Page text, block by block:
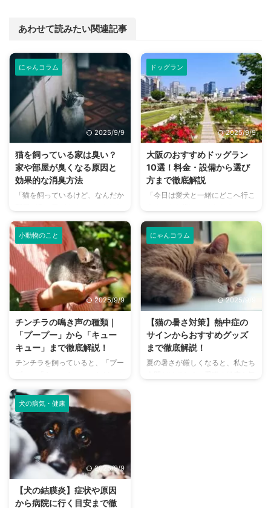
あわせて読みたい関連記事
にゃんコラム
2025/9/9
猫を飼っている家は臭い？
家や部屋が臭くなる原因と
効果的な消臭方法
「猫を飼っているけど、なんだか
悩みはありませんか？猫との暮ら
しは幸せで満ちていますが、独特
のにおいが気になるという飼い主
さんは少なくありません。 特
に、来客時などは「うちのにお
い、大丈夫かな？」と不安に感じ
てしまうこともあるでしょう。
この記事では、猫のにおいの原因
を根本から突き止め、トイレ、
体、部屋など、場所別に具体的な
消臭対策を徹底的に解説します。
さらに、猫と飼い主さん両方にと
って快適な消臭グッズの選び方ま
の情報を網羅的にご紹介します。
今 ...
ドッグラン
2025/9/9
大阪のおすすめドッグラン
10選！料金・設備から選び
方まで徹底解説
「今日は愛犬と一緒にどこへ行こ
か？大阪には、広大な敷地でのび
のびと遊べるドッグランから、都
心でアクセスしやすい便利な施設
まで、魅力的なドッグランがたく
さんあります。 しかし、「初め
てドッグランに行くから不安」
「どの施設が愛犬に合っているか
わからない」という方も多いので
はないでしょうか。 この記事で
は、大阪府内にある人気のドッグ
ランを厳選し、料金、広さ、利用
条件、設備など、気になる情報を
網羅的に解説します。 さらに、
小動物のこと
2025/9/9
チンチラの鳴き声の種類｜
「プープー」から「キュー
キュー」まで徹底解説！
チンチラを飼っていると、「プー
まざまな鳴き声が聞こえてくるこ
とがありますよね。 チンチラは
犬や猫のように鳴き声で感情を表
現するため、その鳴き声の意味を
理解することは、愛チンチラとの
関係を深める上で非常に大切で
す。 この記事では、チンチラの
代表的な鳴き声の種類とその意味
を詳しく解説します。 さらに、
鳴き声からわかるストレスや病気
にゃんコラム
2025/9/9
【猫の暑さ対策】熱中症の
サインからおすすめグッズ
まで徹底解説！
夏の暑さが厳しくなると、私たち
犬の病気・健康
2025/9/9
【犬の結膜炎】症状や原因
から病院に行く目安まで徹